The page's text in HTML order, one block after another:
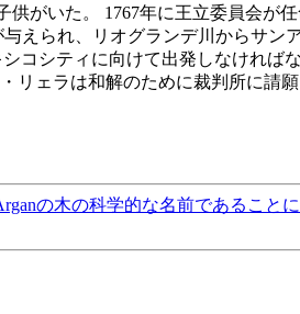
がいた。 1767年に王立委員会が
えられ、リオグランデ川からサン
シティに向けて出発しなければ
リェラは和解のために裁判所に請
の木の科学的な名前であること